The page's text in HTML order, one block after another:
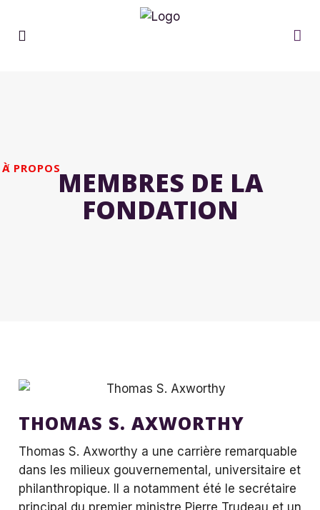
À PROPOSMEMBRES DE LA
FONDATION
THOMAS S. AXWORTHY
Thomas S. Axworthy a une carrière remarquable
dans les milieux gouvernemental, universitaire et
philanthropique. Il a notamment été le secrétaire